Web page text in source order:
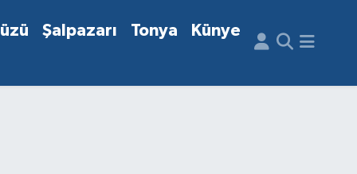
Şalpazarı Tonya Künye